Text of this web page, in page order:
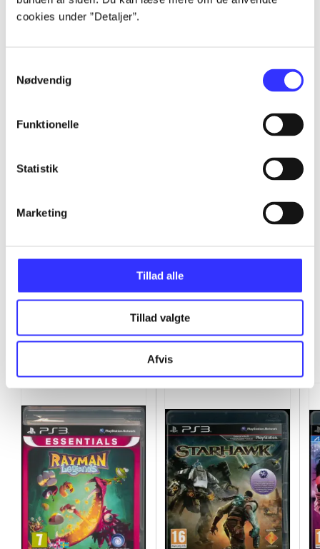
cookies under ”Detaljer”.
Nødvendig
Funktionelle
Statistik
Marketing
Tillad alle
Tillad valgte
Afvis
Alle registrerede artikler fordelt på udgivelser
Minder om